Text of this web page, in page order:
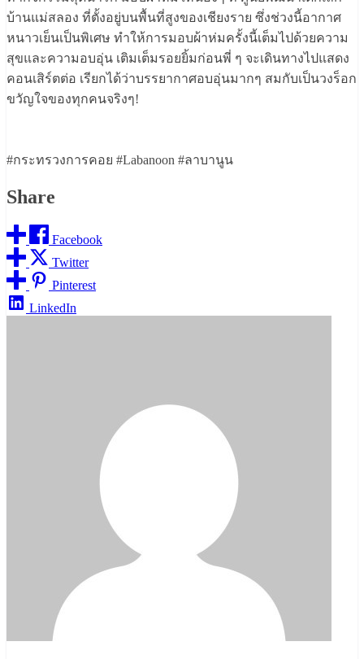
บ้านแม่สลอง ที่ตั้งอยู่บนพื้นที่สูงของเชียงราย ซึ่งช่วงนี้อากาศ
หนาวเย็นเป็นพิเศษ ทำให้การมอบผ้าห่มครั้งนี้เต็มไปด้วยความ
สุขและความอบอุ่น เติมเต็มรอยยิ้มก่อนพี่ ๆ จะเดินทางไปแสดง
คอนเสิร์ตต่อ เรียกได้ว่าบรรยากาศอบอุ่นมากๆ สมกับเป็นวงร็อก
ขวัญใจของทุกคนจริงๆ!
#กระทรวงการคอย #Labanoon #ลาบานูน
Share
Facebook
Twitter
Pinterest
LinkedIn